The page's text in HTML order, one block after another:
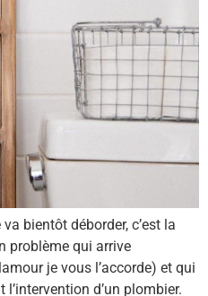
va bientôt déborder, c’est la
problème qui arrive
je vous l’accorde) et qui
d’un plombier.